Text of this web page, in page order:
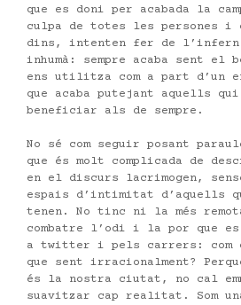
que es doni per acabada la
culpa de totes les persones
dins, intenten fer de l’infern
inhumà: sempre acaba sent el
ens utilitza com a part d’un
que acaba putejant aquells
beneficiar als de sempre.
No sé com seguir posant
que és molt complicada de
en el discurs lacrimogen,
espais d’intimitat d’aquells
tenen. No tinc ni la més
combatre l’odi i la por que
a twitter i pels carrers: com
que sent irracionalment?
és la nostra ciutat, no cal
suavitzar cap realitat. Som